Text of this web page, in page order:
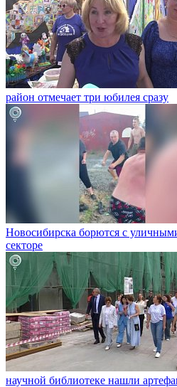
район отмечает три юбилея сразу
Новосибирска борются с
секторе
научной библиотеке нашли